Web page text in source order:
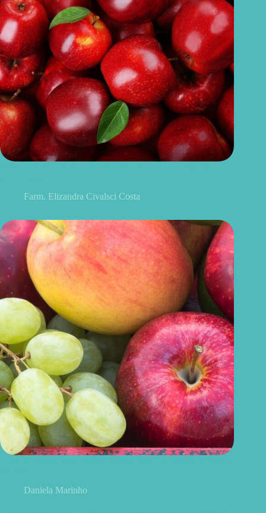
Farm. Elizandra Civalsci Costa
Daniela Marinho